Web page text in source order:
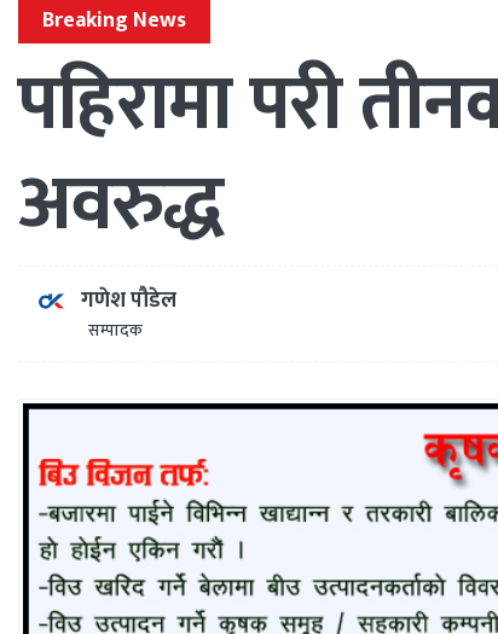
Breaking News
पहिरामा परी
अवरुद्ध
गणेश पौडेल
सम्पादक